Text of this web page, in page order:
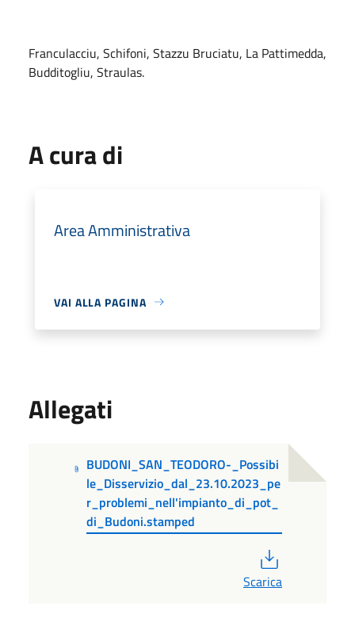
Franculacciu, Schifoni, Stazzu Bruciatu, La Pattimedda,
Budditogliu, Straulas.
A cura di
Area Amministrativa
VAI ALLA PAGINA
Allegati
BUDONI_SAN_TEODORO-_Possibi
le_Disservizio_dal_23.10.2023_pe
r_problemi_nell'impianto_di_pot_
di_Budoni.stamped
Scarica